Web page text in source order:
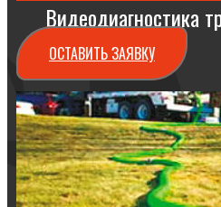
Видеодиагностика
ОСТАВИТЬ ЗАЯВКУ